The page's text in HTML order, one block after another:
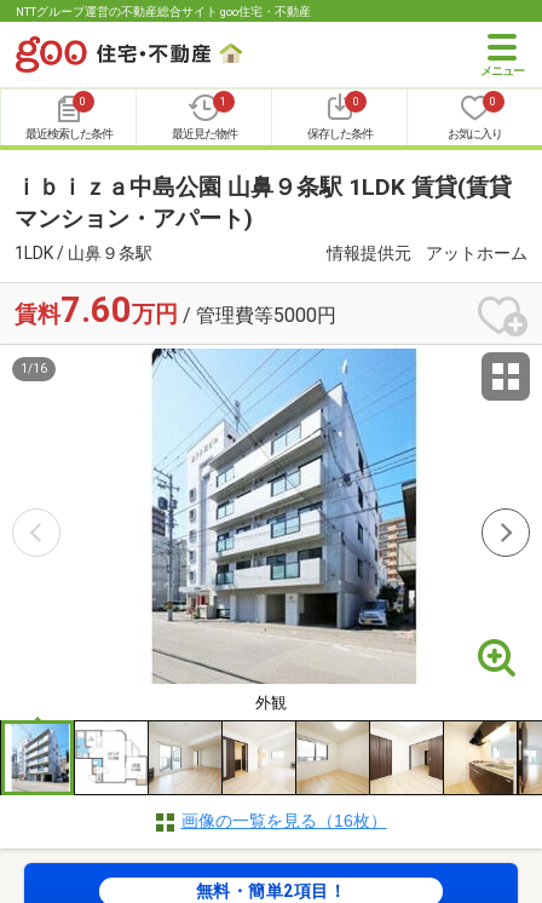
NTTグループ運営の不動産総合サイト goo住宅・不動産
0
最近検索した条件
1
最近見た物件
0
保存した条件
0
お気に入り
ｉｂｉｚａ中島公園 山鼻９条駅 1LDK 賃貸(賃貸
マンション・アパート)
1LDK / 山鼻９条駅 情報提供元 アットホーム
賃料7.60万円 / 管理費等5000円
外観
1 /16
画像の一覧を見る（16枚）
無料・簡単2項目！